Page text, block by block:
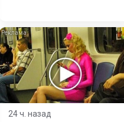
24 ч. назад